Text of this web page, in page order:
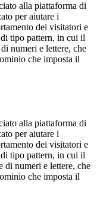
alla piattaforma di
per aiutare i
dei visitatori e
tipo pattern, in cui il
numeri e lettere, che
che imposta il
alla piattaforma di
per aiutare i
dei visitatori e
tipo pattern, in cui il
di numeri e lettere, che
che imposta il